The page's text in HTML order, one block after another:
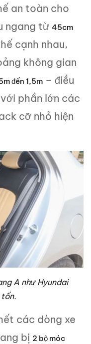
an toàn cho
ngang từ 45cm
cạnh nhau,
không gian
đến 1,5m – điều
phần lớn các
cỡ nhỏ hiện
A như Hyundai
tốn.
các dòng xe
bị 2 bộ móc